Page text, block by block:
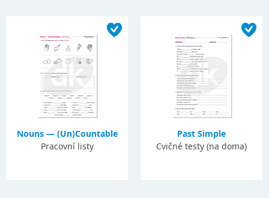
Nouns — (Un)Countable
Pracovní listy
Past Simple
Cvičné testy (na doma)